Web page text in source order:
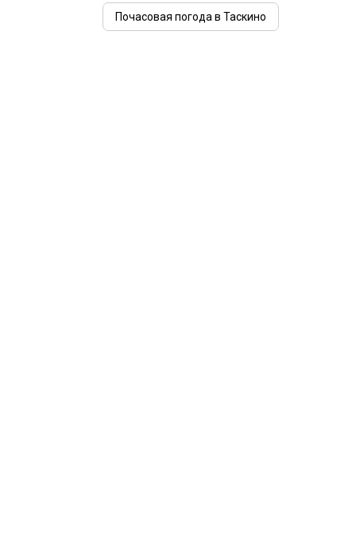
Почасовая погода в Таскино